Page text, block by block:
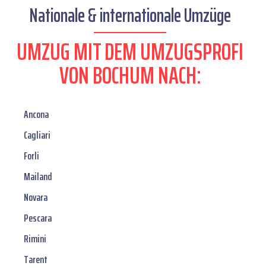
Nationale & internationale Umzüge
UMZUG MIT DEM UMZUGSPROFI
VON BOCHUM NACH:
Ancona
Cagliari
Forli
Mailand
Novara
Pescara
Rimini
Tarent